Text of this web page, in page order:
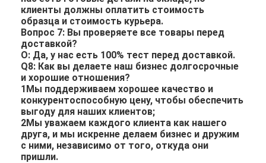
клиенты должны оплатить стоимость
образца и стоимость курьера.
Вопрос 7: Вы проверяете все товары перед
доставкой?
О: Да, у нас есть 100% тест перед доставкой.
Q8: Как вы делаете наш бизнес долгосрочные
и хорошие отношения?
1Мы поддерживаем хорошее качество и
конкурентоспособную цену, чтобы обеспечить
выгоду для наших клиентов;
2Мы уважаем каждого клиента как нашего
друга, и мы искренне делаем бизнес и дружим
с ними, независимо от того, откуда они
пришли.